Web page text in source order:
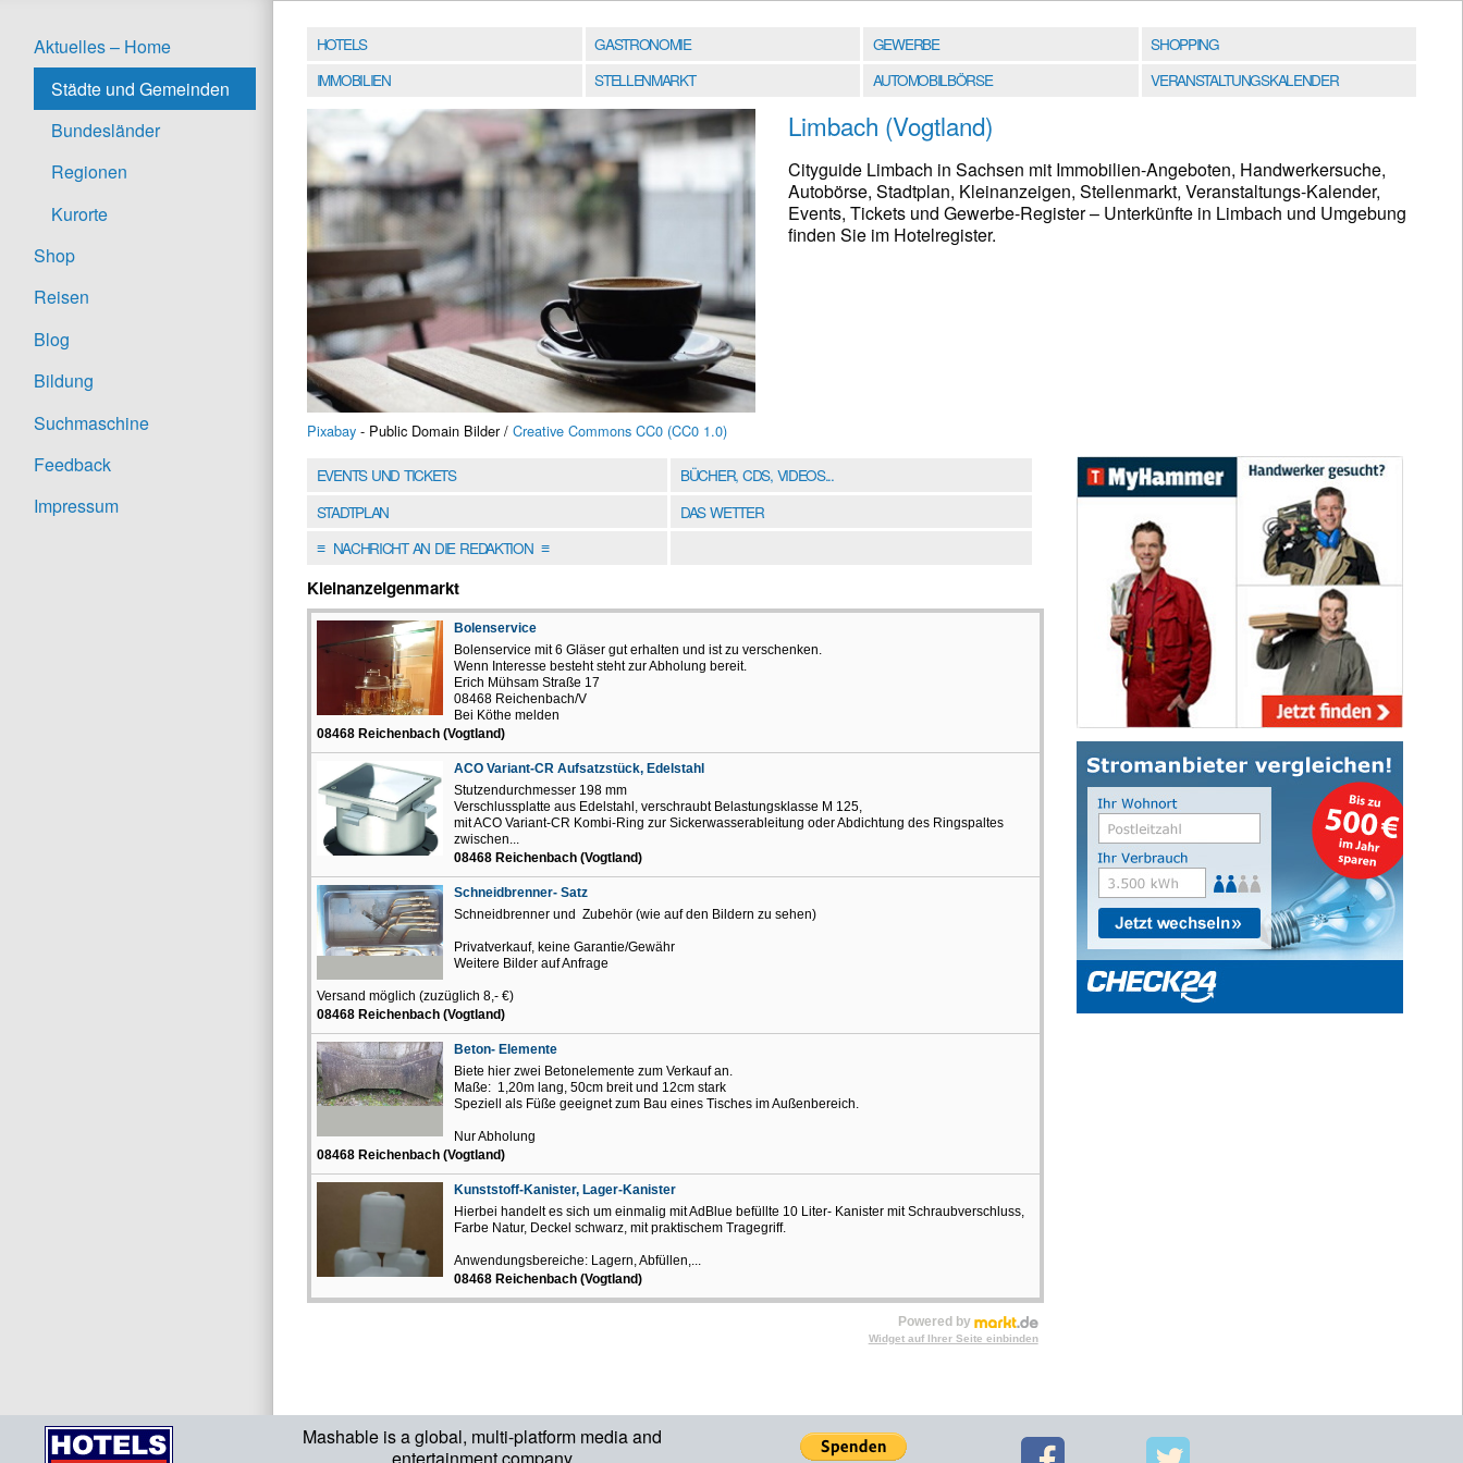
Mashable is a global, multi-platform media and
Aktuelles – Home
Städte und Gemeinden
Bundesländer
Regionen
Kurorte
Shop
Reisen
Blog
Bildung
Suchmaschine
Feedback
Impressum
HOTELS GASTRONOMIE GEWERBE
SHOPPING
IMMOBILIEN
STELLENMARKT AUTOMOBILBÖRSE VERANSTALTUNGSKALENDER
Pixabay - Public Domain Bilder / Creative Commons CC0 (CC0 1.0)
Limbach (Vogtland)
Cityguide Limbach in Sachsen mit Immobilien-Angeboten, Handwerkersuche,
Autobörse, Stadtplan, Kleinanzeigen, Stellenmarkt, Veranstaltungs-Kalender,
Events, Tickets und Gewerbe-Register – Unterkünfte in Limbach und Umgebung
finden Sie im Hotelregister.
EVENTS UND TICKETS
BÜCHER, CDS, VIDEOS...
STADTPLAN
DAS WETTER
≡NACHRICHT AN DIE REDAKTION≡
Kleinanzeigenmarkt
Bolenservice
Bolenservice mit 6 Gläser gut erhalten und ist zu verschenken.
Wenn Interesse besteht steht zur Abholung bereit.
Erich Mühsam Straße 17
08468 Reichenbach/V
Bei Köthe melden
08468 Reichenbach (Vogtland)
ACO Variant-CR Aufsatzstück, Edelstahl
Stutzendurchmesser 198 mm
Verschlussplatte aus Edelstahl, verschraubt Belastungsklasse M 125,
mit ACO Variant-CR Kombi-Ring zur Sickerwasserableitung oder Abdichtung des Ringspaltes
zwischen...
08468 Reichenbach (Vogtland)
Schneidbrenner- Satz
Schneidbrenner und Zubehör (wie auf den Bildern zu sehen)
Privatverkauf, keine Garantie/Gewähr
Weitere Bilder auf Anfrage
Versand möglich (zuzüglich 8,- €)
08468 Reichenbach (Vogtland)
Beton- Elemente
Biete hier zwei Betonelemente zum Verkauf an.
Maße: 1,20m lang, 50cm breit und 12cm stark
Speziell als Füße geeignet zum Bau eines Tisches im Außenbereich.
Nur Abholung
08468 Reichenbach (Vogtland)
Kunststoff-Kanister, Lager-Kanister
Hierbei handelt es sich um einmalig mit AdBlue befüllte 10 Liter- Kanister mit Schraubverschluss,
Farbe Natur, Deckel schwarz, mit praktischem Tragegriff.
Anwendungsbereiche: Lagern, Abfüllen,...
08468 Reichenbach (Vogtland)
Powered by
Widget auf Ihrer Seite einbinden